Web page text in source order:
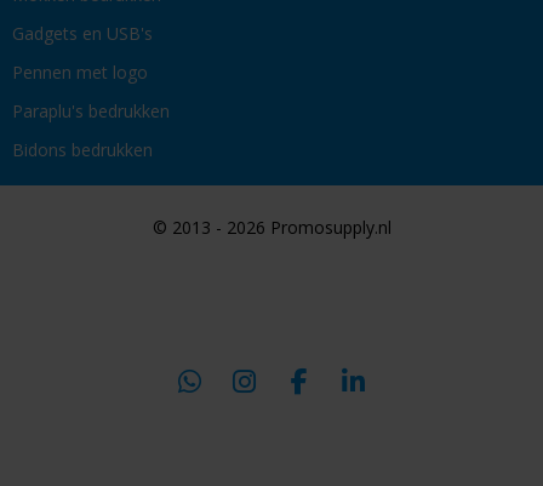
Gadgets en USB's
Pennen met logo
Paraplu's bedrukken
Bidons bedrukken
© 2013 - 2026 Promosupply.nl